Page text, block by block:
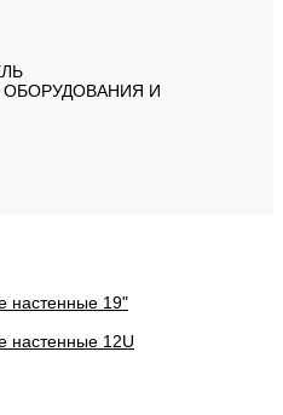
И
настенные 19"
настенные 12U